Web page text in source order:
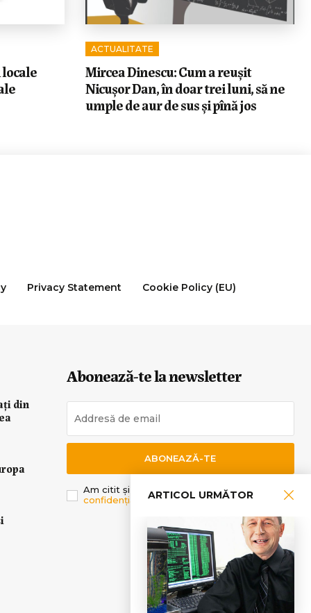
ARTICOL URMĂTOR
ACTUALITATE
Mircea Dinescu: Cum a reușit
Nicușor Dan, în doar trei luni, să ne
umple de aur de sus și pînă jos
Privacy Statement Cookie Policy (EU)
din
Abonează-te la newsletter
ABONEAZĂ-TE
Am citit și sunt de acord cuPolitica de
confidențialitate.